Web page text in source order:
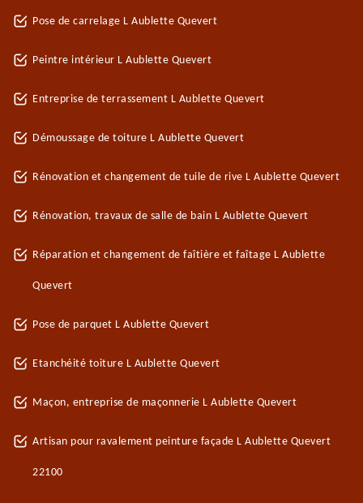
Pose de carrelage L Aublette Quevert
Peintre intérieur L Aublette Quevert
Entreprise de terrassement L Aublette Quevert
Démoussage de toiture L Aublette Quevert
Rénovation et changement de tuile de rive L Aublette Quevert
Rénovation, travaux de salle de bain L Aublette Quevert
Réparation et changement de faîtière et faîtage L Aublette
Quevert
Pose de parquet L Aublette Quevert
Etanchéité toiture L Aublette Quevert
Maçon, entreprise de maçonnerie L Aublette Quevert
Artisan pour ravalement peinture façade L Aublette Quevert
22100